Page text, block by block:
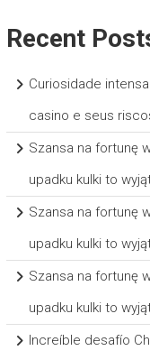
Recent
Curiosidade
casino e seus
Szansa na fortunę
upadku kulki to
Szansa na fortunę
upadku kulki to
Szansa na fortunę
upadku kulki to
Increíble desafío